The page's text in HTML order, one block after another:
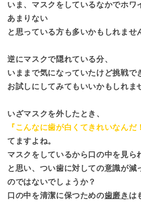
いま、マスクをしているなかでホワ
あまりない
と思っている方も多いかもしれませ
逆にマスクで隠れている分、
いままで気になっていたけど挑戦で
お試しにしてみてもいいかもしれま
いざマスクを外したとき、
『こんなに歯が白くてきれいなんだ
てますよね。
マスクをしているから口の中を見ら
と思い、つい歯に対しての意識が減
のではないでしょうか？
口の中を清潔に保つための歯磨き は